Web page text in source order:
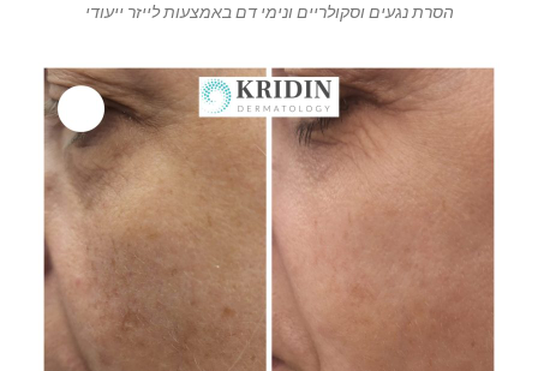
הסרת נגעים וסקולריים ונימי דם באמצעות לייזר ייעודי